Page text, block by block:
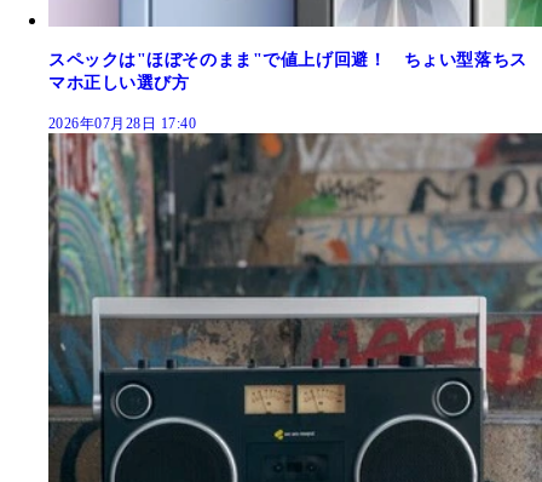
スペックは"ほぼそのまま"で値上げ回避！ ちょい型落ちス
マホ正しい選び方
2026年07月28日 17:40